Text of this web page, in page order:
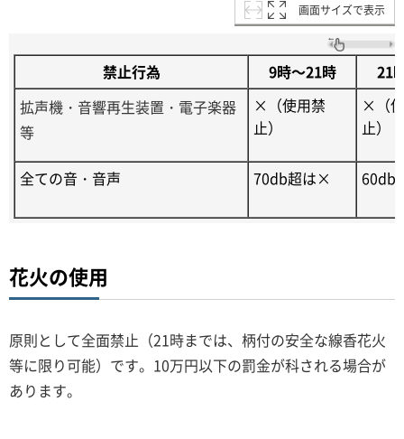
画面サイズで表示
禁止行為 9時～21時
21
拡声機・音響再生装置・電子楽器
等
×（使用禁
止）
×（
止）
全ての音・音声 70db超は× 60db
花火の使用
原則として全面禁止（21時までは、柄付の安全な線香花火
等に限り可能） です。10万円以下の罰金が科される場合が
あります。